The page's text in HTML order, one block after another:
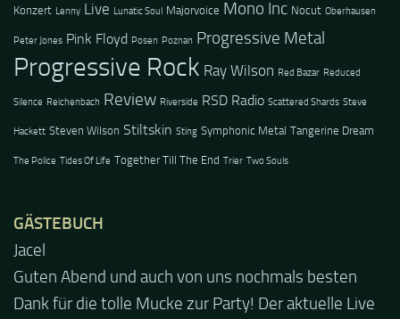
Konzert Lenny Live Lunatic Soul Majorvoice Mono Inc Nocut Oberhausen
Peter Jones Pink Floyd Posen Poznan Progressive Metal
Progressive Rock Ray Wilson Red Bazar Reduced
Silence Reichenbach Review Riverside RSD Radio Scattered Shards Steve
Hackett Steven Wilson Stiltskin Sting Symphonic Metal Tangerine Dream
The Police Tides Of Life Together Till The End Trier Two Souls
GÄSTEBUCH
Jacel
Guten Abend und auch von uns nochmals besten
Dank für die tolle Mucke zur Party! Der aktuelle Live